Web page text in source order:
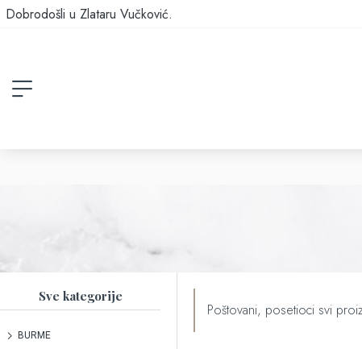
Dobrodošli u Zlataru Vučković.
Sve kategorije
BURME
Poštovani, posetioci svi